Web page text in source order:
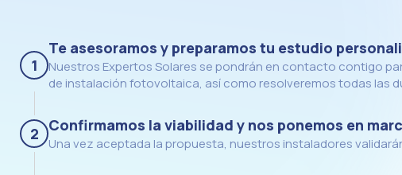
1
Te asesoramos y preparamos tu estudio
Nuestros Expertos Solares se pondrán en contacto contigo
de instalación fotovoltaica, así como resolveremos todas las
2 Confirmamos la viabilidad y nos ponemos en
Una vez aceptada la propuesta, nuestros instaladores